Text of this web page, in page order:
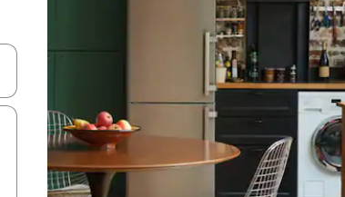
os usando as seta para cima e para baixo do teclado